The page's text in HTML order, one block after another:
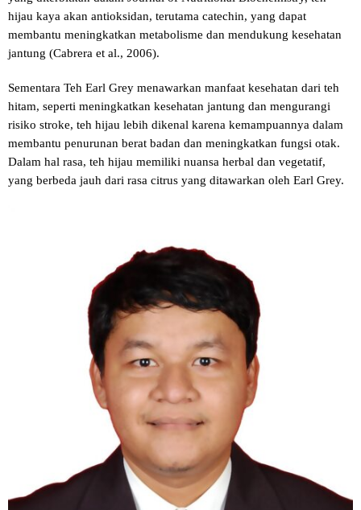
hijau kaya akan antioksidan, terutama catechin, yang dapat
membantu meningkatkan metabolisme dan mendukung kesehatan
jantung (Cabrera et al., 2006).
Sementara Teh Earl Grey menawarkan manfaat kesehatan dari teh
hitam, seperti meningkatkan kesehatan jantung dan mengurangi
risiko stroke, teh hijau lebih dikenal karena kemampuannya dalam
membantu penurunan berat badan dan meningkatkan fungsi otak.
Dalam hal rasa, teh hijau memiliki nuansa herbal dan vegetatif,
yang berbeda jauh dari rasa citrus yang ditawarkan oleh Earl Grey.